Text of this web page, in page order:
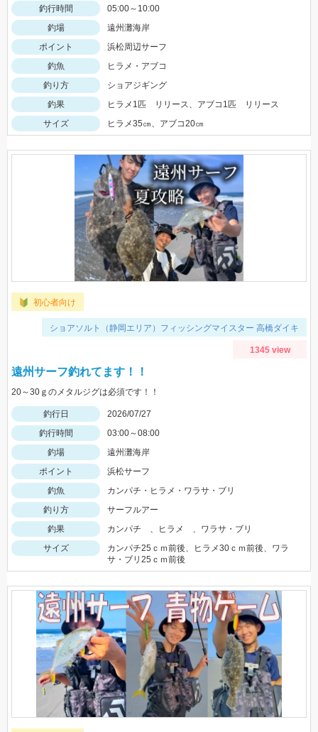
釣行時間
05:00～10:00
釣場
遠州灘海岸
ポイント
浜松周辺サーフ
釣魚
ヒラメ・アブコ
釣り方
ショアジギング
釣果
ヒラメ1匹 リリース、アブコ1匹 リリース
サイズ
ヒラメ35㎝、アブコ20㎝
初心者向け
ショアソルト（静岡エリア）フィッシングマイスター 高橋ダイキ
1345 view
遠州サーフ釣れてます！！
20～30ｇのメタルジグは必須です！！
釣行日
2026/07/27
釣行時間
03:00～08:00
釣場
遠州灘海岸
ポイント
浜松サーフ
釣魚
カンパチ・ヒラメ・ワラサ・ブリ
釣り方
サーフルアー
釣果
カンパチ 、ヒラメ 、ワラサ・ブリ
サイズ
カンパチ25ｃｍ前後、ヒラメ30ｃｍ前後、ワラ
サ・ブリ25ｃｍ前後